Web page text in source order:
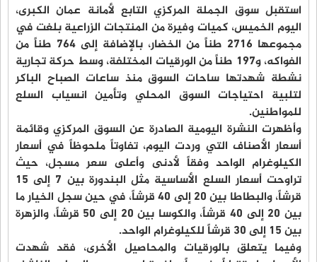
استقبل سوق الجملة المركزي التابع لأمانة عمان الكبرى،
اليوم الخميس، كميات وفيرة من المنتجات الزراعية بلغت في
مجموعها 2716 طناً من الخضار، بالإضافة إلى 764 طناً من
الفواكه، و197 طناً من الورقيات المختلفة، وسط حركة تجارية
نشطة شهدتها ساحات السوق منذ ساعات الصباح الباكر
لتلبية احتياجات السوق المحلي وتأمين انسياب السلع
للمواطنين.
وأظهرت النشرة اليومية الصادرة عن السوق المركزي وقائمة
أسعار الأصناف التي وردت اليوم، تفاوتاً ملحوظاً في أسعار
الكيلوغرام الواحد وفقاً لأدنى وأعلى سعر مسجل، حيث
تراوحت أسعار السلع الأساسية مثل البندورة بين 7 إلى 15
قرشاً، والبطاطا بين 20 إلى 40 قرشاً، في حين سجل الخيار ما
بين 20 إلى 40 قرشاً، والكوسا بين 20 إلى 50 قرشاً، والزهرة
بين 15 إلى 30 قرشاً للكيلوغرام الواحد.
وفيما يتعلق بالورقيات والمحاصيل الأخرى، فقد شهدت